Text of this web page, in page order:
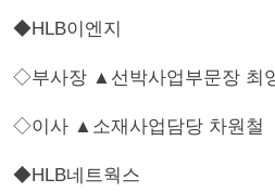
◆HLB이엔지
◇부사장 ▲선박사업부문장 최
◇이사 ▲소재사업담당 차원철
◆HLB네트웍스